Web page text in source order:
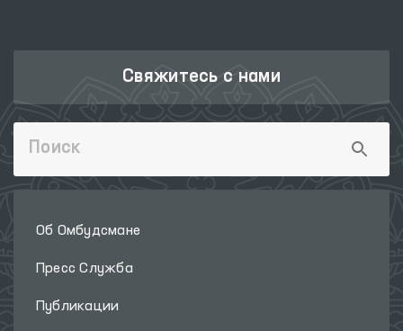
Свяжитесь с нами
Об Омбудсмане
Пресс Служба
Публикации